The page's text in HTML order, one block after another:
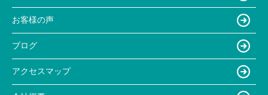
お客様の声
ブログ
アクセスマップ